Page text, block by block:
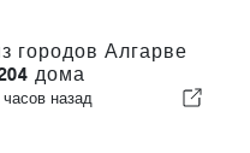
городов Алгарве
дома
часов назад